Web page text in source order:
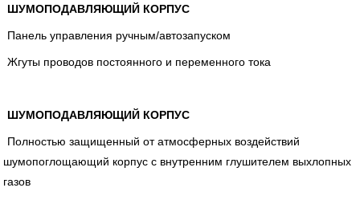
ШУМОПОДАВЛЯЮЩИЙ КОРПУС
Панель управления ручным/автозапуском
Жгуты проводов постоянного и переменного тока
ШУМОПОДАВЛЯЮЩИЙ КОРПУС
Полностью защищенный от атмосферных воздействий
шумопоглощающий корпус с внутренним глушителем выхлопных
газов